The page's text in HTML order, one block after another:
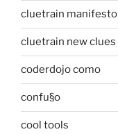
cluetrain manifesto
cluetrain new clues
coderdojo como
confu§o
cool tools